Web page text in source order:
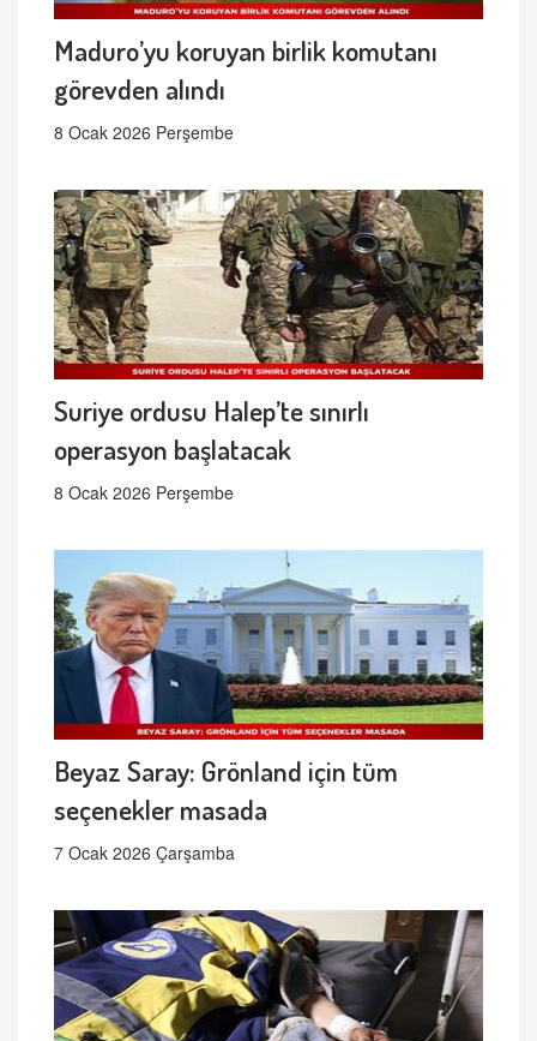
Maduro’yu koruyan birlik komutanı
görevden alındı
8 Ocak 2026 Perşembe
Suriye ordusu Halep’te sınırlı
operasyon başlatacak
8 Ocak 2026 Perşembe
Beyaz Saray: Grönland için tüm
seçenekler masada
7 Ocak 2026 Çarşamba